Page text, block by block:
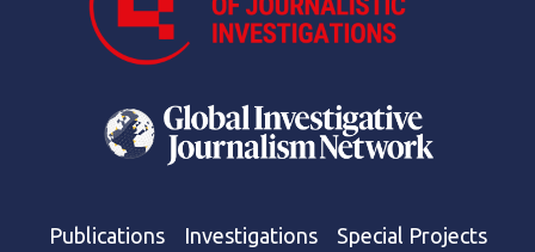
Publications Investigations Special Projects